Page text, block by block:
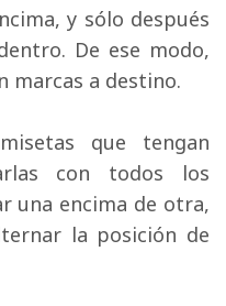
y sólo después
De ese modo,
marcas a destino.
que tengan
con todos los
una encima de otra,
la posición de